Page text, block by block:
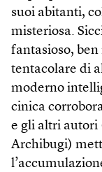
suoi abitanti,
misteriosa.
fantasioso, ben
tentacolare di
moderno
cinica
e gli altri autori
Archibugi)